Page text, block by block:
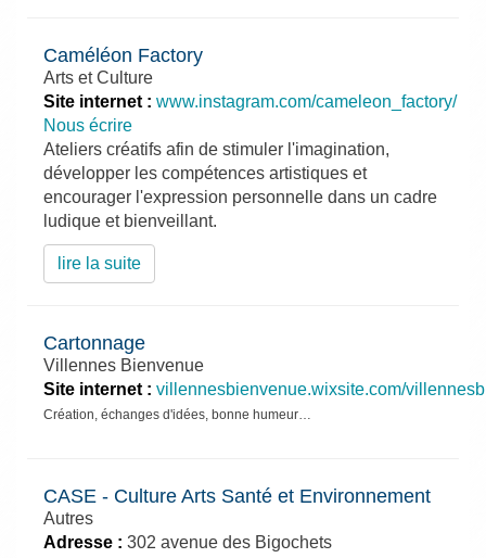
Caméléon Factory
Arts et Culture
Site internet : www.instagram.com/cameleon_factory/
Nous écrire
Ateliers créatifs afin de stimuler l'imagination,
développer les compétences artistiques et
encourager l'expression personnelle dans un cadre
ludique et bienveillant.
lire la suite
Cartonnage
Villennes Bienvenue
Site internet : villennesbienvenue.wixsite.com/
Création, échanges d'idées, bonne humeur…
CASE - Culture Arts Santé et Environnement
Autres
Adresse : 302 avenue des Bigochets